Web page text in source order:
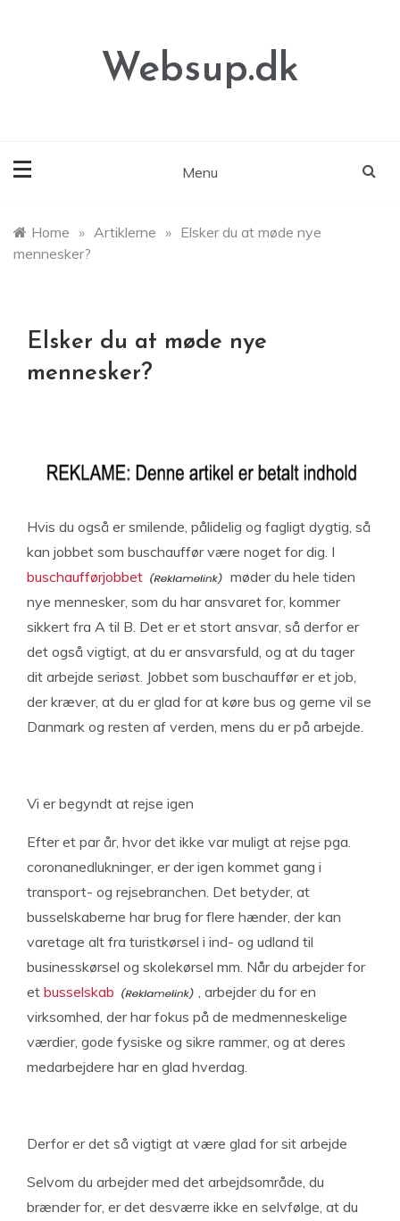
Websup.dk
Menu
Home » Artiklerne » Elsker du at møde nye
mennesker?
Elsker du at møde nye
mennesker?
Hvis du også er smilende, pålidelig og fagligt dygtig, så
kan jobbet som buschauffør være noget for dig. I
buschaufførjobbet
møder du hele tiden
nye mennesker, som du har ansvaret for, kommer
sikkert fra A til B. Det er et stort ansvar, så derfor er
det også vigtigt, at du er ansvarsfuld, og at du tager
dit arbejde seriøst. Jobbet som buschauffør er et job,
der kræver, at du er glad for at køre bus og gerne vil se
Danmark og resten af verden, mens du er på arbejde.
Vi er begyndt at rejse igen
Efter et par år, hvor det ikke var muligt at rejse pga.
coronanedlukninger, er der igen kommet gang i
transport- og rejsebranchen. Det betyder, at
busselskaberne har brug for flere hænder, der kan
varetage alt fra turistkørsel i ind- og udland til
businesskørsel og skolekørsel mm. Når du arbejder for
et busselskab
, arbejder du for en
virksomhed, der har fokus på de medmenneskelige
værdier, gode fysiske og sikre rammer, og at deres
medarbejdere har en glad hverdag.
Derfor er det så vigtigt at være glad for sit arbejde
Selvom du arbejder med det arbejdsområde, du
brænder for, er det desværre ikke en selvfølge, at du